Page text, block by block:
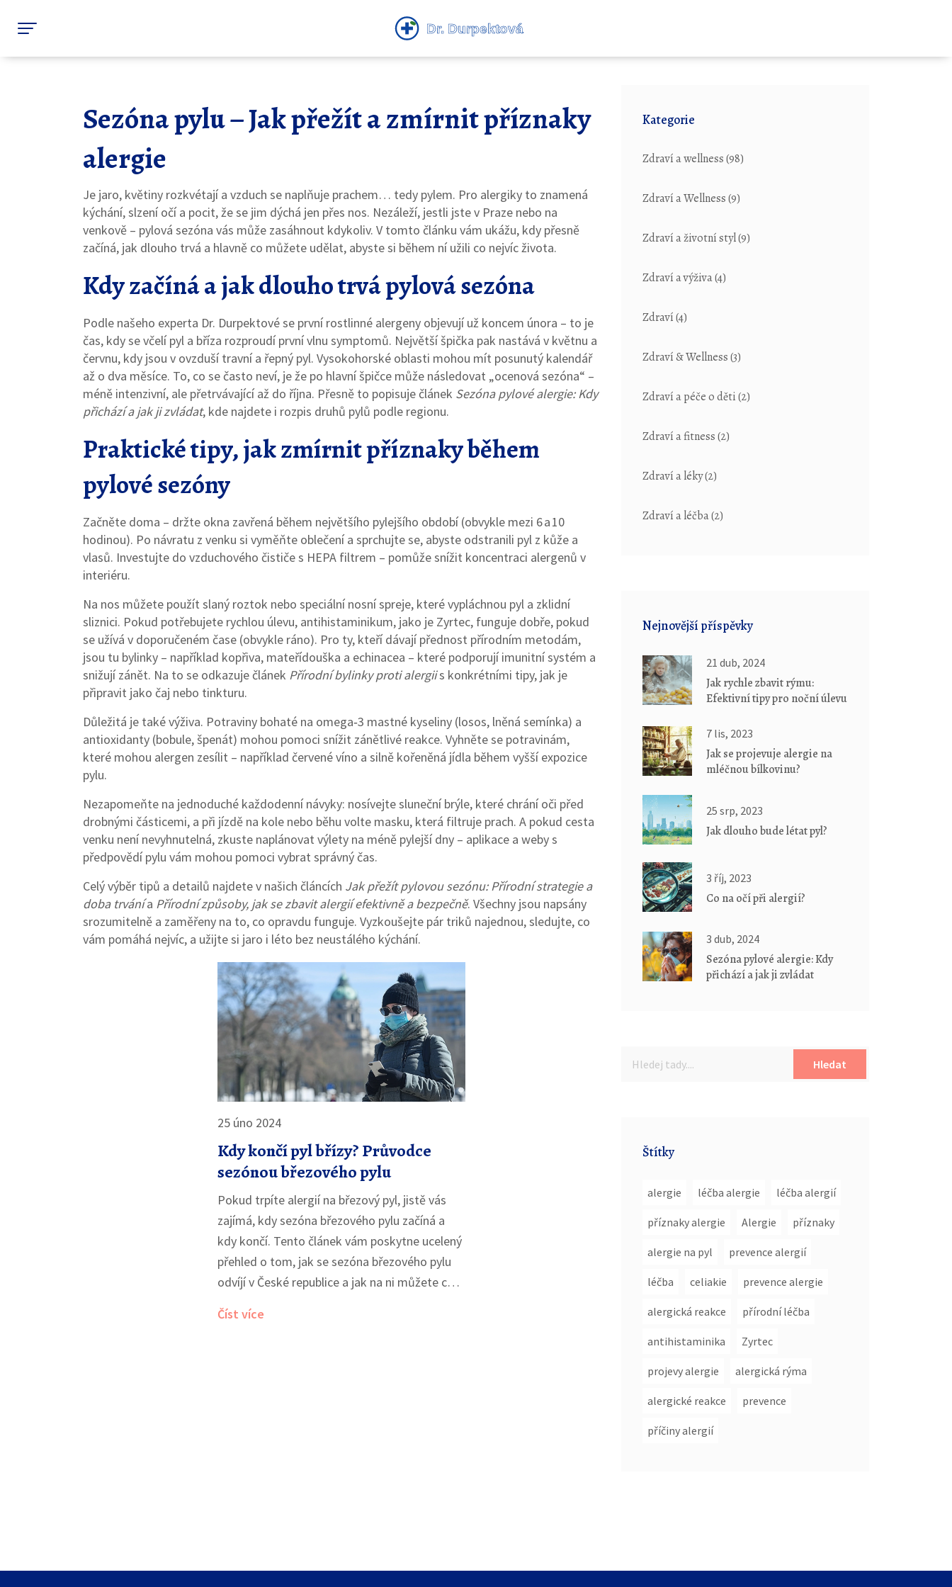
Sezóna pylu – Jak přežít a zmírnit příznaky
alergie
Je jaro, květiny rozkvétají a vzduch se naplňuje prachem… tedy pylem. Pro alergiky to znamená
kýchání, slzení očí a pocit, že se jim dýchá jen přes nos. Nezáleží, jestli jste v Praze nebo na
venkově – pylová sezóna vás může zasáhnout kdykoliv. V tomto článku vám ukážu, kdy přesně
začíná, jak dlouho trvá a hlavně co můžete udělat, abyste si během ní užili co nejvíc života.
Kdy začíná a jak dlouho trvá pylová sezóna
Podle našeho experta Dr. Durpektové se první rostlinné alergeny objevují už koncem února – to je
čas, kdy se včelí pyl a bříza rozproudí první vlnu symptomů. Největší špička pak nastává v květnu a
červnu, kdy jsou v ovzduší travní a řepný pyl. Vysokohorské oblasti mohou mít posunutý kalendář
až o dva měsíce. To, co se často neví, je že po hlavní špičce může následovat „ocenová sezóna“ –
méně intenzivní, ale přetrvávající až do října. Přesně to popisuje článek Sezóna pylové alergie: Kdy
přichází a jak ji zvládat, kde najdete i rozpis druhů pylů podle regionu.
Praktické tipy, jak zmírnit příznaky během
pylové sezóny
Začněte doma – držte okna zavřená během největšího pylejšího období (obvykle mezi 6 a 10
hodinou). Po návratu z venku si vyměňte oblečení a sprchujte se, abyste odstranili pyl z kůže a
vlasů. Investujte do vzduchového čističe s HEPA filtrem – pomůže snížit koncentraci alergenů v
interiéru.
Na nos můžete použít slaný roztok nebo speciální nosní spreje, které vypláchnou pyl a zklidní
sliznici. Pokud potřebujete rychlou úlevu, antihistaminikum, jako je Zyrtec, funguje dobře, pokud
se užívá v doporučeném čase (obvykle ráno). Pro ty, kteří dávají přednost přírodním metodám,
jsou tu bylinky – například kopřiva, mateřídouška a echinacea – které podporují imunitní systém a
snižují zánět. Na to se odkazuje článek Přírodní bylinky proti alergiis konkrétními tipy, jak je
připravit jako čaj nebo tinkturu.
Důležitá je také výživa. Potraviny bohaté na omega‑3 mastné kyseliny (losos, lněná semínka) a
antioxidanty (bobule, špenát) mohou pomoci snížit zánětlivé reakce. Vyhněte se potravinám,
které mohou alergen zesílit – například červené víno a silně kořeněná jídla během vyšší expozice
pylu.
Nezapomeňte na jednoduché každodenní návyky: nosívejte sluneční brýle, které chrání oči před
drobnými částicemi, a při jízdě na kole nebo běhu volte masku, která filtruje prach. A pokud cesta
venku není nevyhnutelná, zkuste naplánovat výlety na méně pylejší dny – aplikace a weby s
předpovědí pylu vám mohou pomoci vybrat správný čas.
Celý výběr tipů a detailů najdete v našich článcích Jak přežít pylovou sezónu: Přírodní strategie a
doba trvánía Přírodní způsoby, jak se zbavit alergií efektivně a bezpečně. Všechny jsou napsány
srozumitelně a zaměřeny na to, co opravdu funguje. Vyzkoušejte pár triků najednou, sledujte, co
vám pomáhá nejvíc, a užijte si jaro i léto bez neustálého kýchání.
25 úno 2024
Kdy končí pyl břízy? Průvodce
sezónou březového pylu
Pokud trpíte alergií na březový pyl, jistě vás
zajímá, kdy sezóna březového pylu začíná a
kdy končí. Tento článek vám poskytne ucelený
přehled o tom, jak se sezóna březového pylu
odvíjí v České republice a jak na ni můžete co
alergie na břízu, metodami prevence a
Číst více
Kategorie
Zdraví a wellness(98)
Zdraví a Wellness(9)
Zdraví a životní styl(9)
Zdraví a výživa(4)
Zdraví(4)
Zdraví & Wellness(3)
Zdraví a péče o děti(2)
Zdraví a fitness(2)
Zdraví a léky(2)
Zdraví a léčba(2)
Nejnovější příspěvky
21 dub, 2024
Jak rychle zbavit rýmu:
Efektivní tipy pro noční úlevu
7 lis, 2023
Jak se projevuje alergie na
mléčnou bílkovinu?
25 srp, 2023
Jak dlouho bude létat pyl?
3 říj, 2023
Co na očí při alergií?
3 dub, 2024
Sezóna pylové alergie: Kdy
přichází a jak ji zvládat
Hledat
Štítky
alergie léčba alergie léčba alergií
příznaky alergie Alergie příznaky
alergie na pyl prevence alergií
léčba celiakie prevence alergie
alergická reakce přírodní léčba
antihistaminika Zyrtec
projevy alergie alergická rýma
alergické reakce prevence
příčiny alergií